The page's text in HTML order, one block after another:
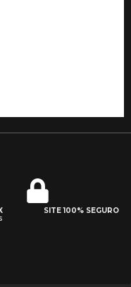
SITE 100% SEGURO